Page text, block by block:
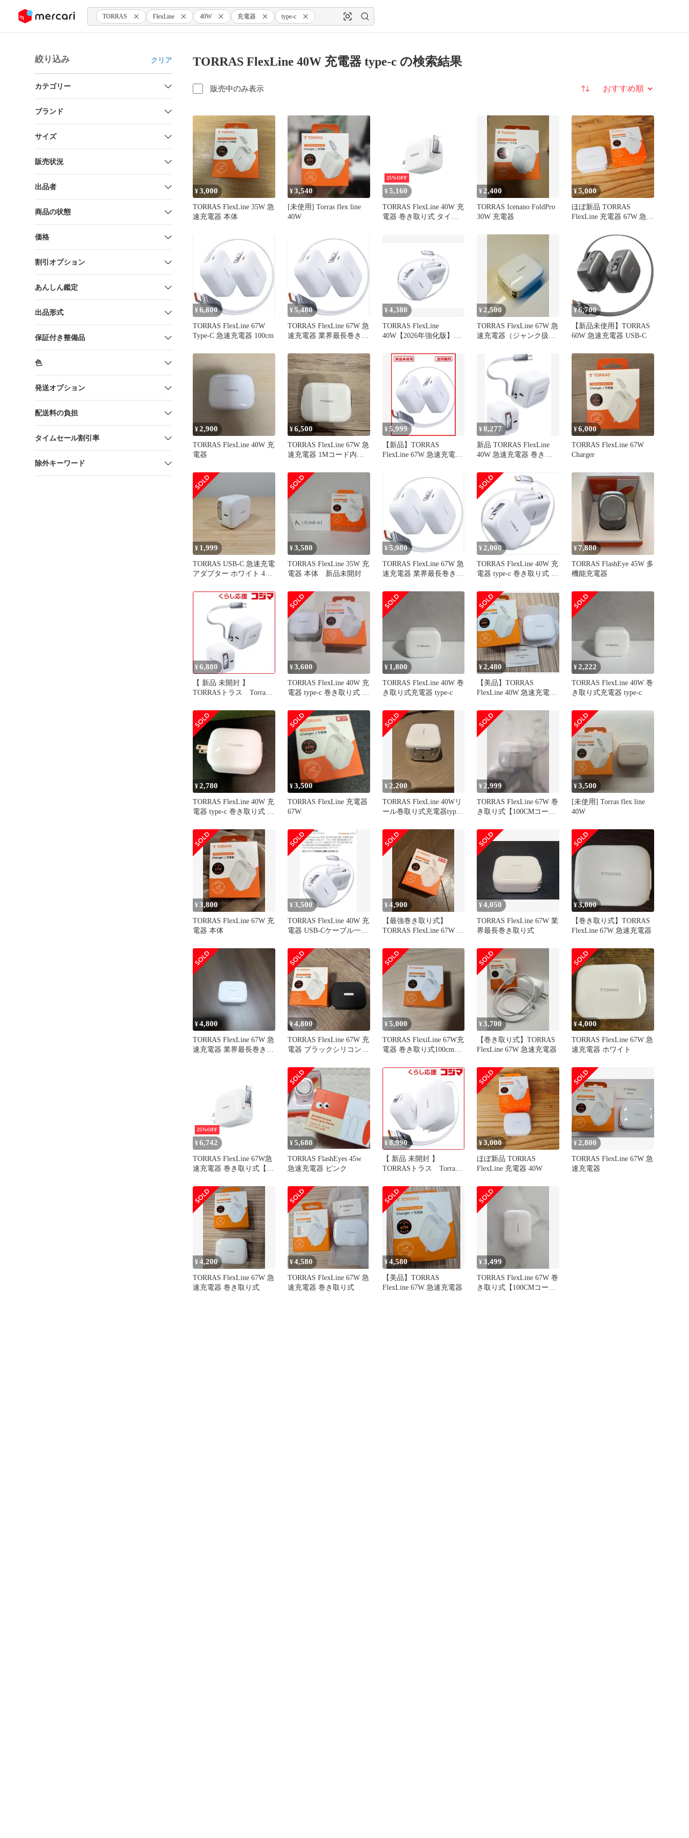
ツにスキップ TORRAS FlexLine 40W 充電器 type-c
絞り込み クリア
カテゴリー
ブランド
サイズ
販売状況
出品者
商品の状態
価格
割引オプション
あんしん鑑定
出品形式
保証付き整備品
色
発送オプション
配送料の負担
タイムセール割引率
除外キーワード
TORRAS FlexLine 40W 充電器 type-c の検索結果
販売中のみ表示 並び替え
¥3,000
TORRAS FlexLine 35W 急
速充電器 本体
¥3,540
[未使用] Torras flex line
40W
25%OFF
¥ 5,160
TORRAS FlexLine 40W 充
電器 巻き取り式 タイプc
旅行/出張/収納 折畳み式
プラグ PSE技術基準適合
iPhone17
/16/15/iPad/Airpods対応
¥ 2,400
TORRAS Icenano FoldPro
30W 充電器
¥5,000
ほぼ新品 TORRAS
FlexLine 充電器 67W 急速
¥ 6,800
TORRAS FlexLine 67W
Type-C 急速充電器 100cm
¥5,480
TORRAS FlexLine 67W 急
速充電器 業界最長巻き
¥4,380
TORRAS FlexLine
40W【2026年強化版】充
¥ 2,500
TORRAS FlexLine 67W 急
速充電器（ジャンク扱
¥6,700
【新品未使用】TORRAS
60W 急速充電器 USB-C
¥2,900
TORRAS FlexLine 40W 充
電器
¥6,500
TORRAS FlexLine 67W 急
速充電器 1Mコード内蔵
¥5,999
【新品】TORRAS
FlexLine 67W 急速充電器
¥8,277
新品 TORRAS FlexLine
40W 急速充電器 巻き取
ブル ー体型 GaNIII技術
折畳み式プラグ
PD/QC3.0/PPS規格対応
iPhone/iPad/Android/Switc
h など対応
¥6,000
TORRAS FlexLine 67W
Charger
¥ 1,999
TORRAS USB-C 急速充電
アダプター ホワイト 40w
¥3,580
TORRAS FlexLine 35W 充
電器 本体 新品未開封
¥5,980
TORRAS FlexLine 67W 急
速充電器 業界最長巻き
¥ 2,000
TORRAS FlexLine 40W 充
電器 type-c 巻き取り式 タ
¥ 7,880
TORRAS FlashEye 45W 多
機能充電器
¥ 6,880
【 新品 未開封 】
TORRASトラス Torras -
Charger White
X00FX2048 未使用 送料
無料
¥3,600
TORRAS FlexLine 40W 充
電器 type-c 巻き取り式 タ
¥ 1,800
TORRAS FlexLine 40W 巻
き取り式充電器 type-c
¥2,480
【美品】TORRAS
FlexLine 40W 急速充電器
¥2,222
TORRAS FlexLine 40W 巻
き取り式充電器 type-c
¥2,780
TORRAS FlexLine 40W 充
電器 type-c 巻き取り式 タ
¥3,500
TORRAS FlexLine 充電器
67W
¥ 2,200
TORRAS FlexLine 40Wリ
ール巻取り式充電器typeC
¥ 2,999
TORRAS FlexLine 67W 巻
き取り式【100CMコード
¥3,500
[未使用] Torras flex line
40W
¥3,800
TORRAS FlexLine 67W 充
電器 本体
¥3,500
TORRAS FlexLine 40W 充
電器 USB-Cケーブル一体
¥4,900
【最強巻き取り式】
TORRAS FlexLine 67W 充
¥4,050
TORRAS FlexLine 67W 業
界最長巻き取り式
¥3,000
【巻き取り式】TORRAS
FlexLine 67W 急速充電器
¥4,800
TORRAS FlexLine 67W 急
速充電器 業界最長巻き取
¥4,800
TORRAS FlexLine 67W 充
電器 ブラックシリコンカ
¥5,000
TORRAS FlexiLine 67W充
電器 巻き取り式100cmケ
¥3,700
【巻き取り式】TORRAS
FlexLine 67W 急速充電器
¥4,000
TORRAS FlexLine 67W 急
速充電器 ホワイト
25%OFF
¥ 6,742
TORRAS FlexLine 67W急
速充電器 巻き取り式【コ
ケーブル ー体型 GaNIII
技術 折畳み式プラグ
PD/QC3.0/PPS規格対応
iPhone/iPad/Android/Switc
h/ノートPC ホワイト
¥5,680
TORRAS FlashEyes 45w
急速充電器 ピンク
¥ 8,990
【 新品 未開封 】
TORRASトラス Torras -
White X00FX2952 未使
用 送料無料
¥3,000
ほぼ新品 TORRAS
FlexLine 充電器 40W
¥ 2,800
TORRAS FlexLine 67W 急
速充電器
¥4,200
TORRAS FlexLine 67W 急
速充電器 巻き取り式
¥4,580
TORRAS FlexLine 67W 急
速充電器 巻き取り式
¥4,580
【美品】TORRAS
FlexLine 67W 急速充電器
¥3,499
TORRAS FlexLine 67W 巻
き取り式【100CMコード